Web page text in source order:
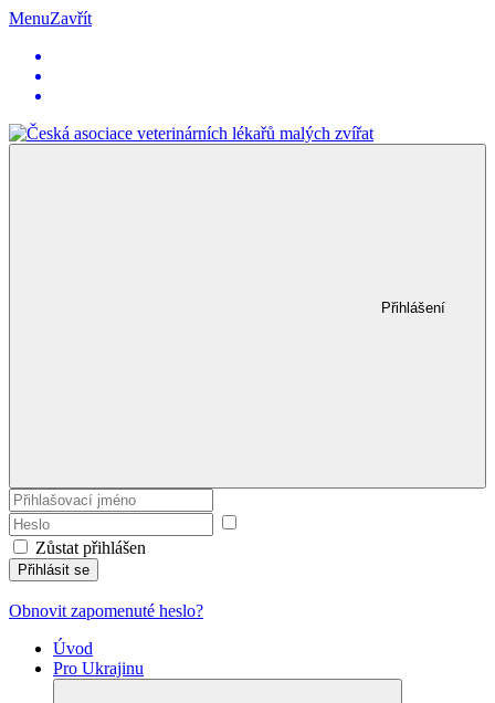
MenuZavřít
Přihlášení
Zůstat přihlášen
Přihlásit se
Obnovit zapomenuté heslo?
Úvod
Pro Ukrajinu